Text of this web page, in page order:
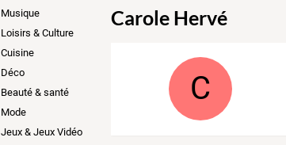
Musique
Loisirs & Culture
Cuisine
Déco
Beauté & santé
Mode
Jeux & Jeux Vidéo
Carole Hervé
C